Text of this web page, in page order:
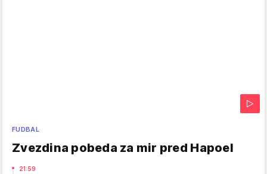
FUDBAL
Zvezdina pobeda za mir pred Hapoel
21:59